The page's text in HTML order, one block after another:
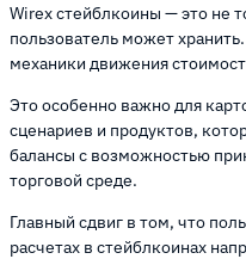
Wirex стейблкоины — это не
пользователь может
механики движения
Это особенно важно для
сценариев и продуктов,
балансы с возможностью
торговой среде.
Главный сдвиг в том, что
расчетах в стейблкоинах